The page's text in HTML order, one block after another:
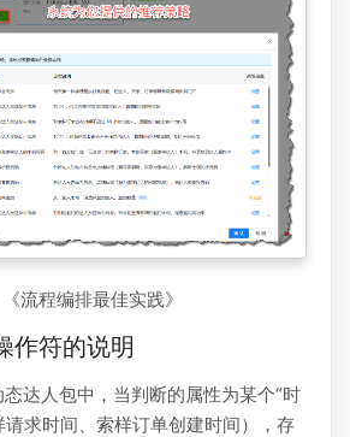
《流程编排最佳实践》
作符的说明
达人包中，当判断的属性为某个“时
请求时间、索样订单创建时间），存